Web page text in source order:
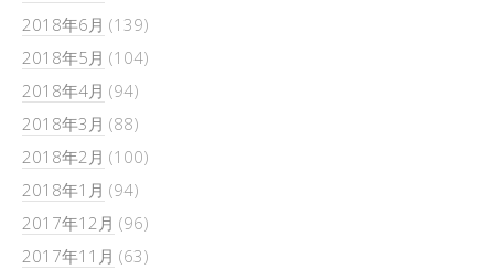
2018年6月 (139)
2018年5月 (104)
2018年4月 (94)
2018年3月 (88)
2018年2月 (100)
2018年1月 (94)
2017年12月 (96)
2017年11月 (63)